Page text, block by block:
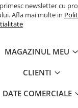
newsletter cu
Afla mai multe in
MAGAZINUL MEU
CLIENTI
DATE COMERCIALE